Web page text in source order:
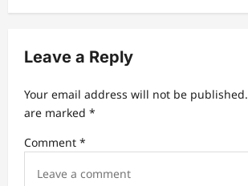
Leave a Reply
Your email address will not be published.
are marked *
Comment *